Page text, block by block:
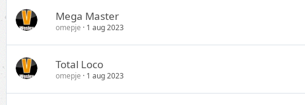
Mega Master
omepje 1 aug 2023
Total Loco
omepje 1 aug 2023